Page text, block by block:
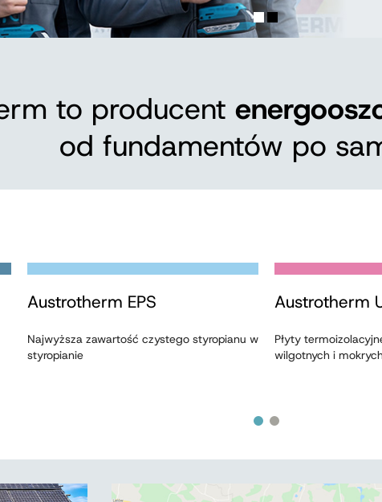
to producent
od fundamentów po
Austrotherm EPS
Najwyższa zawartość czystego styropianu w
styropianie
Austrotherm
Płyty
wilgotnych i mokrych